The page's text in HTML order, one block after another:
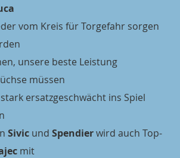
vom Kreis für Torgefahr sorgen
unsere beste Leistung
müssen
ersatzgeschwächt ins Spiel
Sivic und Spendier wird auch Top-
mit